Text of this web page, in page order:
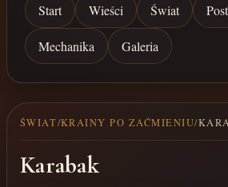
Start Wieści Świat
Mechanika Galeria
ŚWIAT/KRAINY PO ZAĆMIENIU/
Karabak